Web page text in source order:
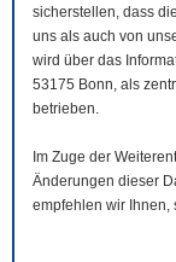
sicherstellen, dass
uns als auch von
wird über das
53175 Bonn, als
betrieben.
Im Zuge der
Änderungen dieser
empfehlen wir Ihnen,